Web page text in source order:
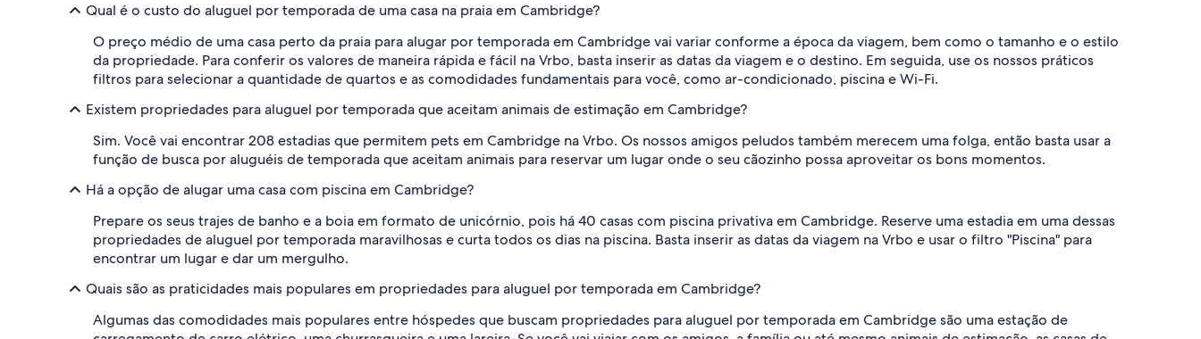
Qual é o custo do aluguel por temporada de uma casa na praia em Cambridge?
O preço médio de uma casa perto da praia para alugar por temporada em Cambridge vai variar conforme a época da viagem, bem como o tamanho e o estilo
da propriedade. Para conferir os valores de maneira rápida e fácil na Vrbo, basta inserir as datas da viagem e o destino. Em seguida, use os nossos práticos
filtros para selecionar a quantidade de quartos e as comodidades fundamentais para você, como ar-condicionado, piscina e Wi-Fi.
Existem propriedades para aluguel por temporada que aceitam animais de estimação em Cambridge?
Sim. Você vai encontrar 208 estadias que permitem pets em Cambridge na Vrbo. Os nossos amigos peludos também merecem uma folga, então basta usar a
função de busca por aluguéis de temporada que aceitam animais para reservar um lugar onde o seu cãozinho possa aproveitar os bons momentos.
Há a opção de alugar uma casa com piscina em Cambridge?
Prepare os seus trajes de banho e a boia em formato de unicórnio, pois há 40 casas com piscina privativa em Cambridge. Reserve uma estadia em uma dessas
propriedades de aluguel por temporada maravilhosas e curta todos os dias na piscina. Basta inserir as datas da viagem na Vrbo e usar o filtro "Piscina" para
encontrar um lugar e dar um mergulho.
Quais são as praticidades mais populares em propriedades para aluguel por temporada em Cambridge?
Algumas das comodidades mais populares entre hóspedes que buscam propriedades para aluguel por temporada em Cambridge são uma estação de